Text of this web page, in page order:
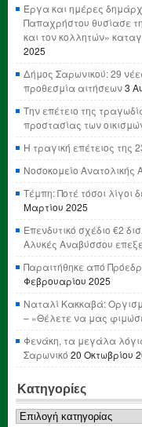
Έργα και ημέρες
Παπαχρήστου θυσίασε
και τον κολλητών»
2025
Δήμος Σαρωνικού: 29
προθεσμία αιτήσεων3
Την επέτειο της
προστασίας των
Η τραγική επέτειος της
Νοσοκομείο Ανατολικής
Τέμπη: Ποτέ τόσοι
Μαρτίου 2025
Επενδυτικό σχέδιο €2
Αλυκές Αναβύσσου
Παραιτήθηκε από
Φεβρουαρίου 2025
Ναταλί Κακκαβά:
– «Θέλετε να μας
Φενάκη, τα μεγάλα
Σαρωνικό 20 Οκτωβρίου
Κατηγορίες
Κατηγορίες